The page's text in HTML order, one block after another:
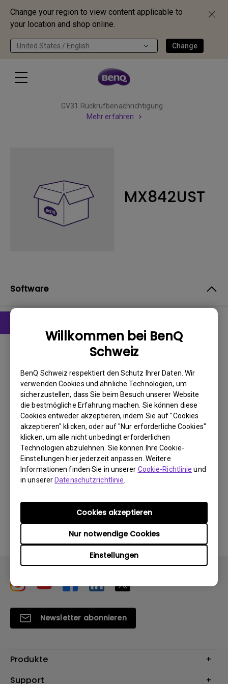
Change your region to view content applicable to
your location and shop online.
United States / English Change
Willkommen bei BenQ
Schweiz
BenQ Schweiz respektiert den Schutz Ihrer Daten. Wir
verwenden Cookies und ähnliche Technologien, um
sicherzustellen, dass Sie beim Besuch unserer Website
die bestmögliche Erfahrung machen. Sie können diese
Cookies entweder akzeptieren, indem Sie auf "Cookies
akzeptieren" klicken, oder auf "Nur erforderliche Cookies"
klicken, um alle nicht unbedingt erforderlichen
Technologien abzulehnen. Sie können Ihre Cookie-
Einstellungen hier jederzeit anpassen. Weitere
Informationen finden Sie in unserer Cookie-Richtlinie und
in unsererDatenschutzrichtlinie
Einstellungen
Nur notwendige Cookies
Cookies akzeptieren
GV31 Rückrufbenachrichtigung
Mehr erfahren
MX842UST
Software
BS:Windows
OS Version:
Version:
3.1.2.0
Update: 2024/04/29
Dateigröße: 88.43 MB
Herunterladen
Durch die Nutzung eines der oben genannten
Softwareprogramme erklären Sie sich mit unseren
Bedingungen derEndbenutzer-Lizenzvereinbarungen
Newsletter abonnieren
Produkte
Beamer
Support